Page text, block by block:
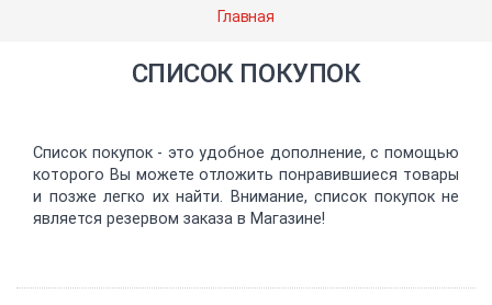
Главная
СПИСОК ПОКУПОК
Список покупок - это удобное дополнение, с помощью
которого Вы можете отложить понравившиеся товары
и позже легко их найти. Внимание, список покупок не
является резервом заказа в Магазине!